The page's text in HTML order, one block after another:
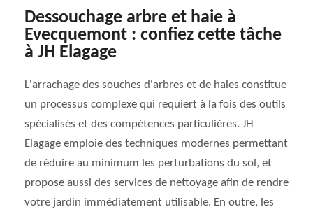
Dessouchage arbre et haie à
Evecquemont : confiez cette tâche
à JH Elagage
L'arrachage des souches d'arbres et de haies constitue
un processus complexe qui requiert à la fois des outils
spécialisés et des compétences particulières. JH
Elagage emploie des techniques modernes permettant
de réduire au minimum les perturbations du sol, et
propose aussi des services de nettoyage afin de rendre
votre jardin immédiatement utilisable. En outre, les